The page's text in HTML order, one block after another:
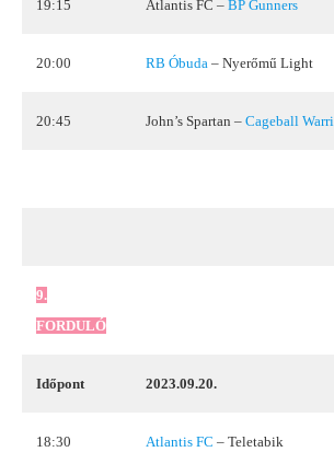
19:15 Atlantis FC – BP Gunners
20:00 RB Óbuda – Nyerőmű Light
20:45 John’s Spartan – Cageball
9.
FORDULÓ
Időpont 2023.09.20.
18:30 Atlantis FC – Teletabik